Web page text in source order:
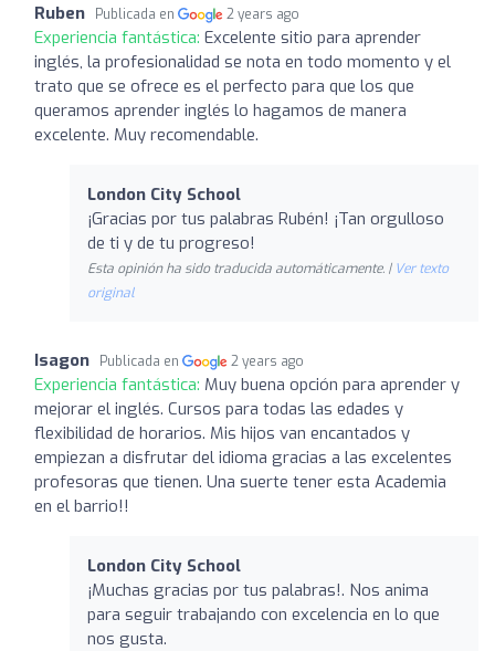
Ruben Publicada en 2 years ago
Experiencia fantástica: Excelente sitio para aprender
inglés, la profesionalidad se nota en todo momento y el
trato que se ofrece es el perfecto para que los que
queramos aprender inglés lo hagamos de manera
excelente. Muy recomendable.
London City School
¡Gracias por tus palabras Rubén! ¡Tan orgulloso
de ti y de tu progreso!
Esta opinión ha sido traducida automáticamente. | Ver texto
original
Isagon Publicada en 2 years ago
Experiencia fantástica: Muy buena opción para aprender y
mejorar el inglés. Cursos para todas las edades y
flexibilidad de horarios. Mis hijos van encantados y
empiezan a disfrutar del idioma gracias a las excelentes
profesoras que tienen. Una suerte tener esta Academia
en el barrio!!
London City School
¡Muchas gracias por tus palabras!. Nos anima
para seguir trabajando con excelencia en lo que
nos gusta.